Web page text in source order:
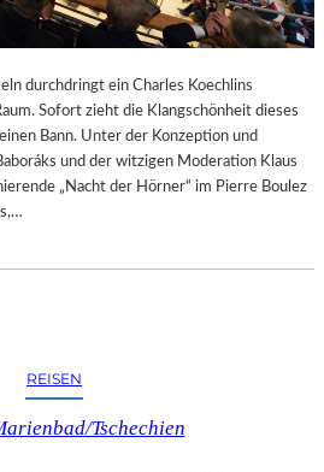
E
I
M
R
durchdringt ein Charles Koechlins
Sofort zieht die Klangschönheit dieses
Bann. Unter der Konzeption und
und der witzigen Moderation Klaus
„Nacht der Hörner“ im Pierre Boulez
REISEN
Tschechien